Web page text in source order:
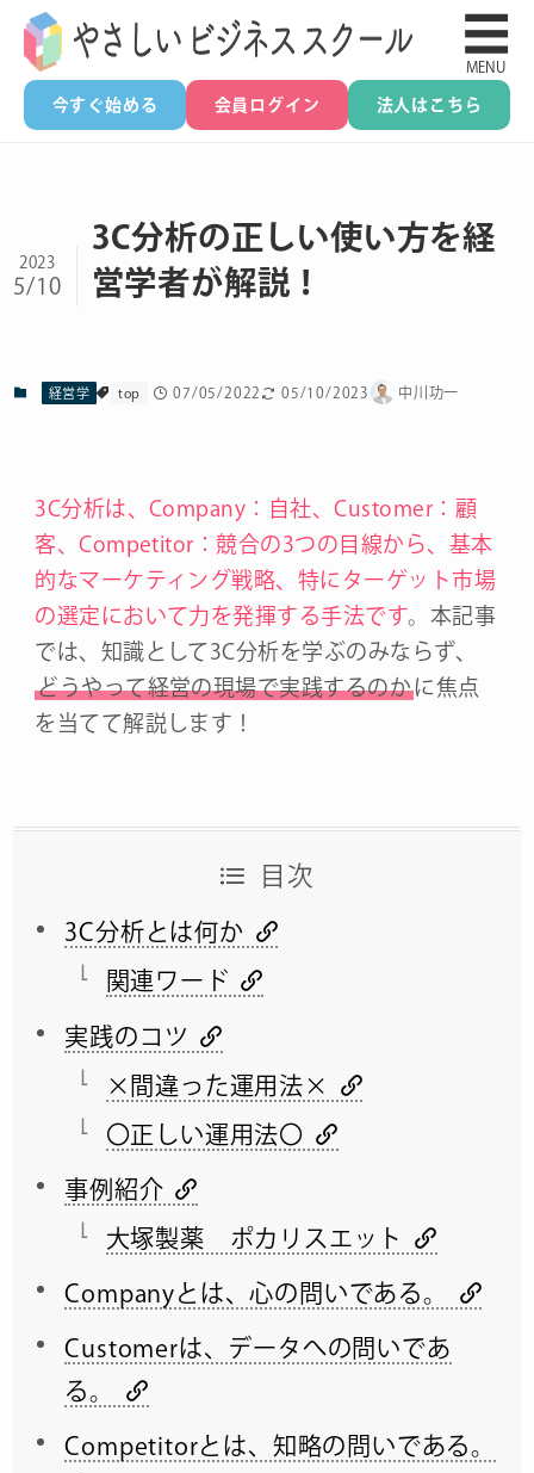
今すぐ始める 会員ログイン 法人はこちら
☰
MENU
3C分析の正しい使い方を経
営学者が解説！
2023
5/10
経営学 top 07/05/2022 05/10/2023 中川功一
3C分析は、Company：自社、Customer：顧
客、Competitor：競合の3つの目線から、基本
的なマーケティング戦略、特にターゲット市場
の選定において力を発揮する手法です。本記事
では、知識として3C分析を学ぶのみならず、
どうやって経営の現場で実践するのか に焦点
を当てて解説します！
目次
3C分析とは何か
関連ワード
実践のコツ
×間違った運用法×
〇正しい運用法〇
事例紹介
大塚製薬 ポカリスエット
Companyとは、心の問いである。
Customerは、データへの問いであ
る。
Competitorとは、知略の問いである。